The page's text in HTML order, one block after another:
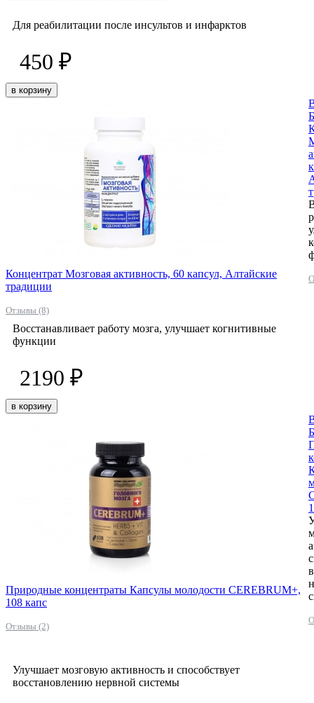
Для реабилитации после инсультов и инфарктов
450 ₽
в корзину
Концентрат Мозговая активность, 60 капсул, Алтайские
традиции
Отзывы (8)
Восстанавливает работу мозга, улучшает когнитивные
функции
2190 ₽
в корзину
Природные концентраты Капсулы молодости CEREBRUM+,
108 капс
Отзывы (2)
Улучшает мозговую активность и способствует
восстановлению нервной системы